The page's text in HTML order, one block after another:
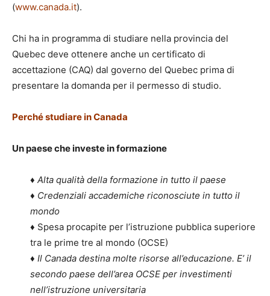
(www.canada.it).
Chi ha in programma di studiare nella provincia del
Quebec deve ottenere anche un certificato di
accettazione (CAQ) dal governo del Quebec prima di
presentare la domanda per il permesso di studio.
Perché studiare in Canada
Un paese che investe in formazione
♦ Alta qualità della formazione in tutto il paese
♦ Credenziali accademiche riconosciute in tutto il
mondo
♦ Spesa procapite per l’istruzione pubblica superiore
tra le prime tre al mondo (OCSE)
♦ Il Canada destina molte risorse all’educazione. E’ il
secondo paese dell’area OCSE per investimenti
nell’istruzione universitaria